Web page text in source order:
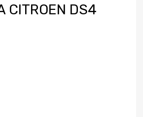
CITROEN DS4